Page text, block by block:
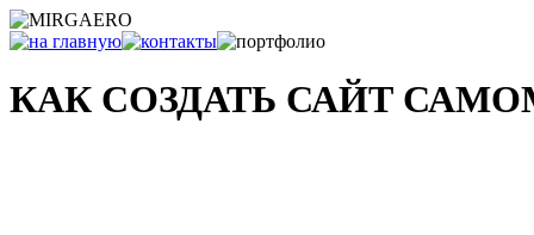
КАК СОЗДАТЬ САЙТ